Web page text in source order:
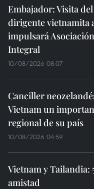
Embajador: Visita
dirigente vietnamita
impulsará
Integral
10/08/2026 08:07
Canciller
Vietnam un
regional de su país
10/08/2026 04:59
Vietnam y Tailandia:
amistad